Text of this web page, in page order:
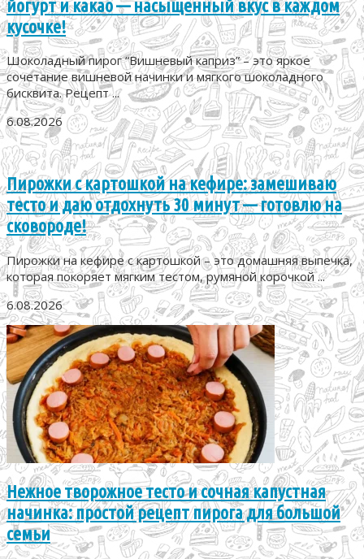
йогурт и какао — насыщенный вкус в каждом
кусочке!
Шоколадный пирог “Вишневый каприз” – это яркое
сочетание вишневой начинки и мягкого шоколадного
бисквита. Рецепт ...
6.08.2026
Пирожки с картошкой на кефире: замешиваю
тесто и даю отдохнуть 30 минут — готовлю на
сковороде!
Пирожки на кефире с картошкой – это домашняя выпечка,
которая покоряет мягким тестом, румяной корочкой ...
6.08.2026
Нежное творожное тесто и сочная капустная
начинка: простой рецепт пирога для большой
семьи